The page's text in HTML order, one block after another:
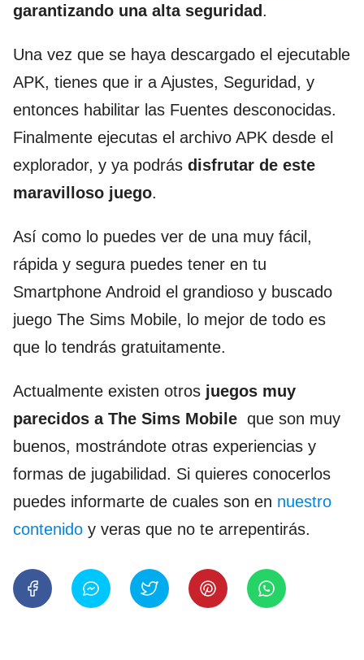
garantizando una alta seguridad .
Una vez que se haya descargado el ejecutable
APK, tienes que ir a Ajustes, Seguridad, y
entonces habilitar las Fuentes desconocidas.
Finalmente ejecutas el archivo APK desde el
explorador, y ya podrás disfrutar de este
maravilloso juego.
Así como lo puedes ver de una muy fácil,
rápida y segura puedes tener en tu
Smartphone Android el grandioso y buscado
juego The Sims Mobile, lo mejor de todo es
que lo tendrás gratuitamente.
Actualmente existen otros juegos muy
parecidos a The Sims Mobile que son muy
buenos, mostrándote otras experiencias y
formas de jugabilidad. Si quieres conocerlos
puedes informarte de cuales son en nuestro
contenido y veras que no te arrepentirás.